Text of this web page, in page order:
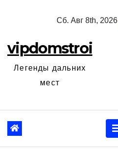
Сб. Авг 8th, 2026
vipdomstroi
Легенды дальних
мест